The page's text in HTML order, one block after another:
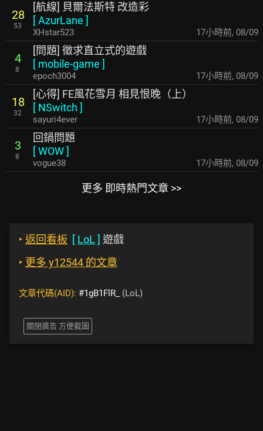
28
53
[航線] 貝爾法斯特 改造彩
[AzurLane ]
XHstar523 17小時前, 08/09
4
8
[問題] 徵求直立式的遊戲
[ mobile-game ]
epoch3004 17小時前, 08/09
18
32
[心得] FE風花雪月 相見恨晚（上）
[ NSwitch ]
sayuri4ever 17小時前, 08/09
3
8
回鍋問題
[WOW]
vogue38 17小時前, 08/09
更多 即時熱門文章 >>
‣ 返回看板 [ LoL] 遊戲
‣ 更多 y12544 的文章
文章代碼(AID): #1gB1FlR_ (LoL)
關閉廣告 方便截圖